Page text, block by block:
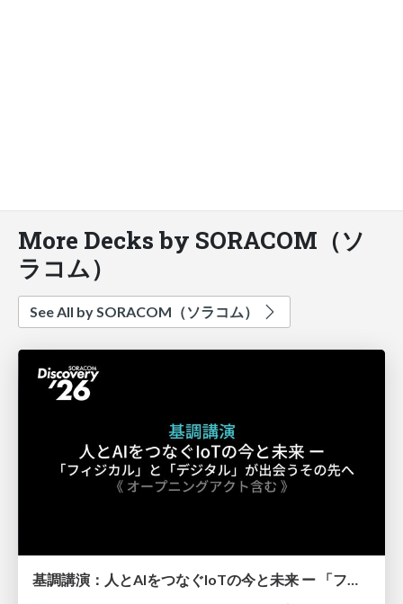
More Decks by SORACOM（ソ
ラコム）
See All by SORACOM（ソラコム）
基調講演：人とAIをつなぐIoTの今と未来 ー 「フィジカル」と「デジタル」が出会うその先へ【SORACOM Discovery 2026】